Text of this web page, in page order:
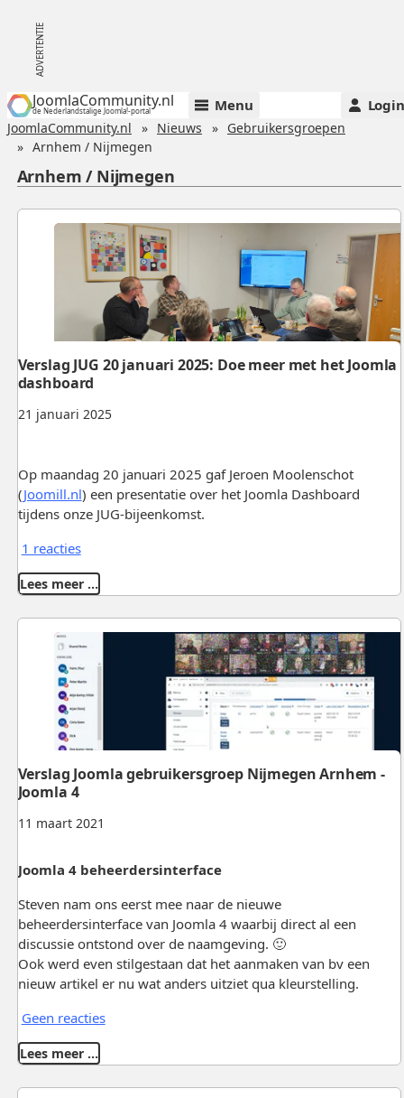
JoomlaCommunity.nl
de Nederlandstalige Joomla!-portal Menu Login
JoomlaCommunity.nl Nieuws
Gebruikersgroepen
Arnhem / Nijmegen
Arnhem / Nijmegen
21 januari 2025
Verslag JUG 20 januari 2025: Doe meer met het Joomla
dashboard
Op maandag 20 januari 2025 gaf Jeroen Moolenschot
(Joomill.nl) een presentatie over het Joomla Dashboard
tijdens onze JUG-bijeenkomst.
1 reacties
Lees meer …
11 maart 2021
Verslag Joomla gebruikersgroep Nijmegen Arnhem -
Joomla 4
Joomla 4 beheerdersinterface
Steven nam ons eerst mee naar de nieuwe
beheerdersinterface van Joomla 4 waarbij direct al een
discussie ontstond over de naamgeving. 🙂
Ook werd even stilgestaan dat het aanmaken van bv een
nieuw artikel er nu wat anders uitziet qua kleurstelling.
Geen reacties
Lees meer …